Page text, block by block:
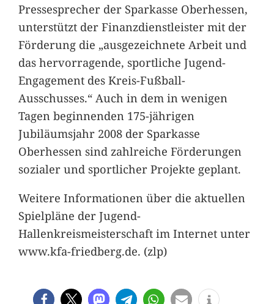
Pressesprecher der Sparkasse Oberhessen,
unterstützt der Finanzdienstleister mit der
Förderung die „ausgezeichnete Arbeit und
das hervorragende, sportliche Jugend-
Engagement des Kreis-Fußball-
Ausschusses.“ Auch in dem in wenigen
Tagen beginnenden 175-jährigen
Jubiläumsjahr 2008 der Sparkasse
Oberhessen sind zahlreiche Förderungen
sozialer und sportlicher Projekte geplant.
Weitere Informationen über die aktuellen
Spielpläne der Jugend-
Hallenkreismeisterschaft im Internet unter
www.kfa-friedberg.de. (zlp)